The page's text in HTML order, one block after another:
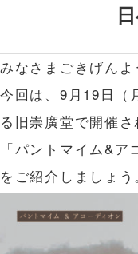
みなさまごきげんよ
今回は、9月19日（
る旧崇廣堂で開催さ
「パントマイム&
をご紹介しましょう